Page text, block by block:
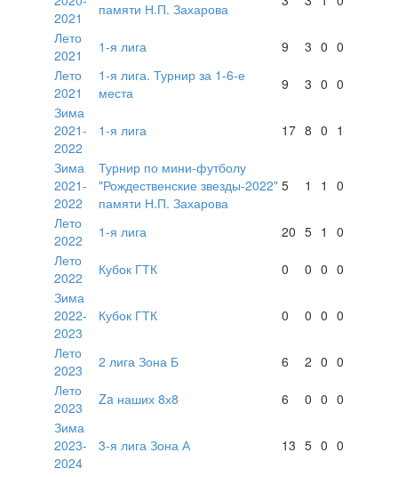
2021
памяти Н.П. Захарова
Лето
2021
1-я лига 9 3 0 0
Лето
2021
1-я лига. Турнир за 1-6-е
места
9 3 0 0
Зима
2021-
2022
1-я лига 17 8 0 1
Зима
2021-
2022
Турнир по мини-футболу
"Рождественские звезды-2022"
памяти Н.П. Захарова
5 1 1 0
Лето
2022
1-я лига 20 5 1
0
Лето
2022
Кубок ГТК 0 0 0 0
Зима
2022-
2023
Кубок ГТК 0 0 0 0
Лето
2023
2 лига Зона Б 6 2 0 0
Лето
2023
Za наших 8х8 6 0 0 0
Зима
2023-
2024
3-я лига Зона А 13 5 0 0